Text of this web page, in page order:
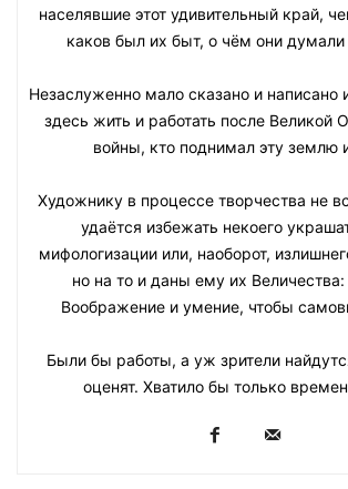
населявшие этот удивительный край,
каков был их быт, о чём они думали
Незаслуженно мало сказано и написано
здесь жить и работать после Великой
войны, кто поднимал эту землю
Художнику в процессе творчества не
удаётся избежать некоего
мифологизации или, наоборот,
но на то и даны ему их Величества:
Воображение и умение, чтобы
Были бы работы, а уж зрители
оценят. Хватило бы только